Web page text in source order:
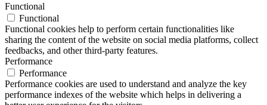
Functional
Functional
Functional cookies help to perform certain functionalities like
sharing the content of the website on social media platforms, collect
feedbacks, and other third-party features.
Performance
Performance
Performance cookies are used to understand and analyze the key
performance indexes of the website which helps in delivering a